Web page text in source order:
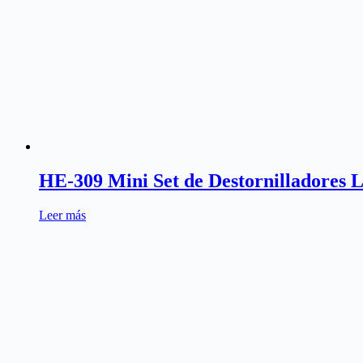
HE-309 Mini Set de Destornilladores
Leer más